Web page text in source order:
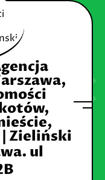
Zieliński
ul